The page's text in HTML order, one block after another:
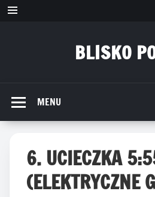
Przejdź
BLISKO
MENU
6. UCIECZKA
(ELEKTRYCZNE